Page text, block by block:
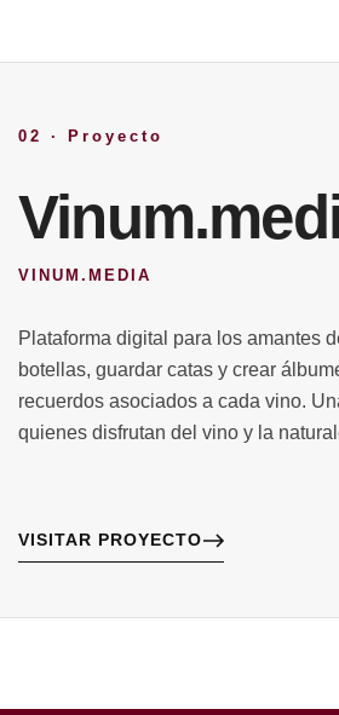
02 · Proyecto
VINUM.MEDIA
Plataforma digital para los amantes
botellas, guardar catas y crear
recuerdos asociados a cada vino.
quienes disfrutan del vino y la
VISITAR PROYECTO